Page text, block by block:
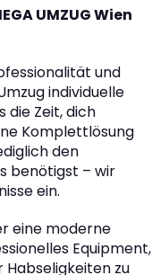
UMZUG Wien
und
individuelle
die Zeit, dich
Komplettlösung
den
benötigst – wir
ein.
eine moderne
Equipment,
zu